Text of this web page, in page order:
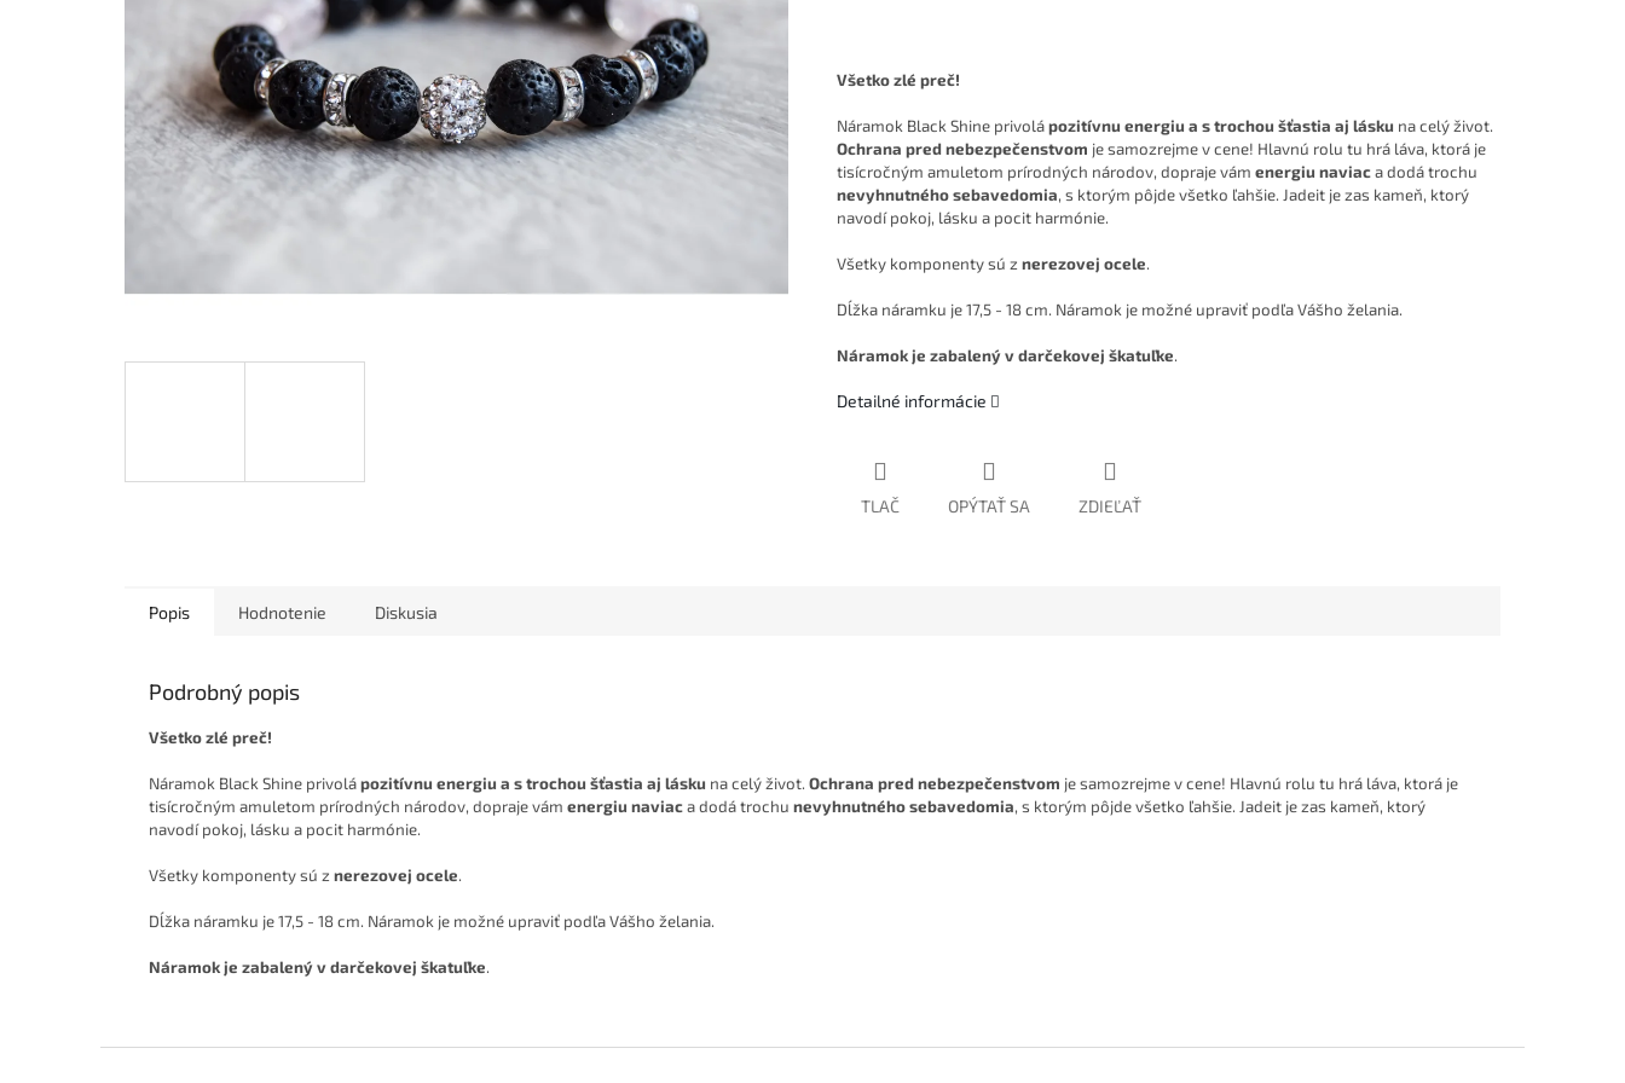
Všetko zlé preč!
Náramok Black Shine privolápozitívnu energiu a s trochou šťastia aj lásku na celý život.
Ochrana pred nebezpečenstvom je samozrejme v cene! Hlavnú rolu tu hrá láva, ktorá je
tisícročným amuletom prírodných národov, dopraje vám energiu naviaca dodá trochu
nevyhnutného sebavedomia, s ktorým pôjde všetko ľahšie. Jadeit je zas kameň, ktorý
navodí pokoj, lásku a pocit harmónie.
Všetky komponenty sú z nerezovej ocele.
Dĺžka náramku je 17,5 - 18 cm. Náramok je možné upraviť podľa Vášho želania.
Náramok je zabalený v darčekovej škatuľke.
Detailné informácie
TLAČ OPÝTAŤ SA ZDIEĽAŤ
Popis Hodnotenie Diskusia
Podrobný popis
Všetko zlé preč!
Náramok Black Shine privolápozitívnu energiu a s trochou šťastia aj lásku na celý život. Ochrana pred nebezpečenstvom je samozrejme v cene! Hlavnú rolu tu hrá láva, ktorá je
tisícročným amuletom prírodných národov, dopraje vám energiu naviaca dodá trochu nevyhnutného sebavedomia, s ktorým pôjde všetko ľahšie. Jadeit je zas kameň, ktorý
navodí pokoj, lásku a pocit harmónie.
Všetky komponenty sú z nerezovej ocele.
Dĺžka náramku je 17,5 - 18 cm. Náramok je možné upraviť podľa Vášho želania.
Náramok je zabalený v darčekovej škatuľke.